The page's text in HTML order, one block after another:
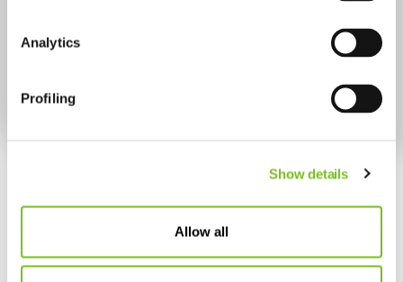
Analytics
Profiling
Show details
Allow all
vinden op mijn
Read more
Naar alle artikelen